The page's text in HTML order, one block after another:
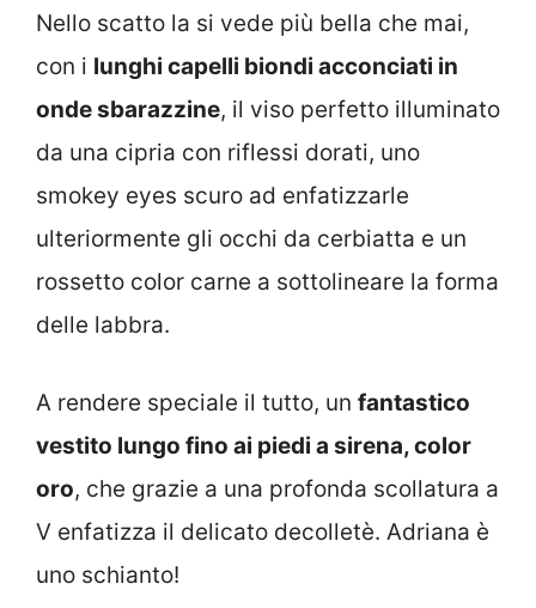
Nello scatto la si vede più bella che mai,
con i lunghi capelli biondi acconciati in
onde sbarazzine, il viso perfetto illuminato
da una cipria con riflessi dorati, uno
smokey eyes scuro ad enfatizzarle
ulteriormente gli occhi da cerbiatta e un
rossetto color carne a sottolineare la forma
delle labbra.
A rendere speciale il tutto, un fantastico
vestito lungo fino ai piedi a sirena, color
oro, che grazie a una profonda scollatura a
V enfatizza il delicato decolletè. Adriana è
uno schianto!